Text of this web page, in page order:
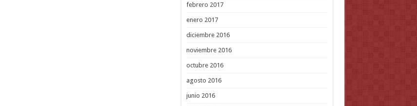
febrero 2017
enero 2017
diciembre 2016
noviembre 2016
octubre 2016
agosto 2016
junio 2016